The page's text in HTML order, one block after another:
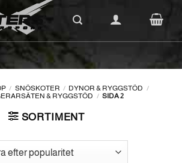
/ SNÖSKOTER / DYNOR & RYGGSTÖD
/
& RYGGSTÖD
/ SIDA 2
SORTIMENT